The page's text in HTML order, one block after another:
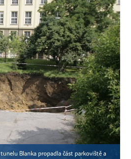
Blanka propadla část parkoviště a